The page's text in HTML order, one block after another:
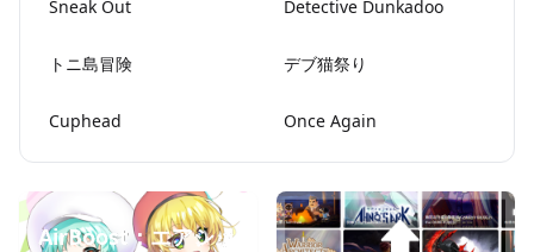
Sneak Out Detective Dunkadoo
トニ島冒険 デブ猫祭り
Cuphead Once Again
AirBoost：エアシッ